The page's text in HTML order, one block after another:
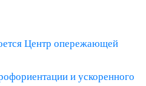
Центр опережающей
и ускоренного